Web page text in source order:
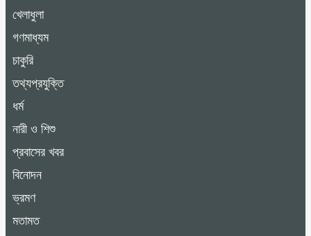
খেলাধুলা
গণমাধ্যম
চাকুরি
তথ্যপ্রযুক্তি
ধর্ম
নারী ও শিশু
প্রবাসের খবর
বিনোদন
ভ্রমণ
মতামত